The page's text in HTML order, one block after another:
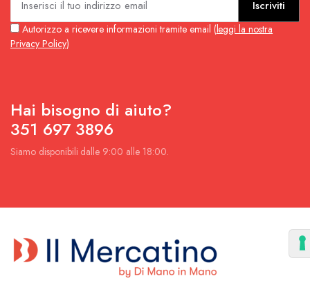
Iscriviti
Autorizzo a ricevere informazioni tramite email (leggi la nostra
Privacy Policy)
Hai bisogno di aiuto?
351 697 3896
Siamo disponibili dalle 9:00 alle 18:00.